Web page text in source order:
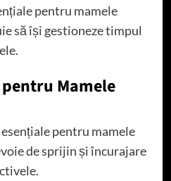
pentru mamele
să își gestioneze timpul
Mamele
pentru mamele
de sprijin și încurajare